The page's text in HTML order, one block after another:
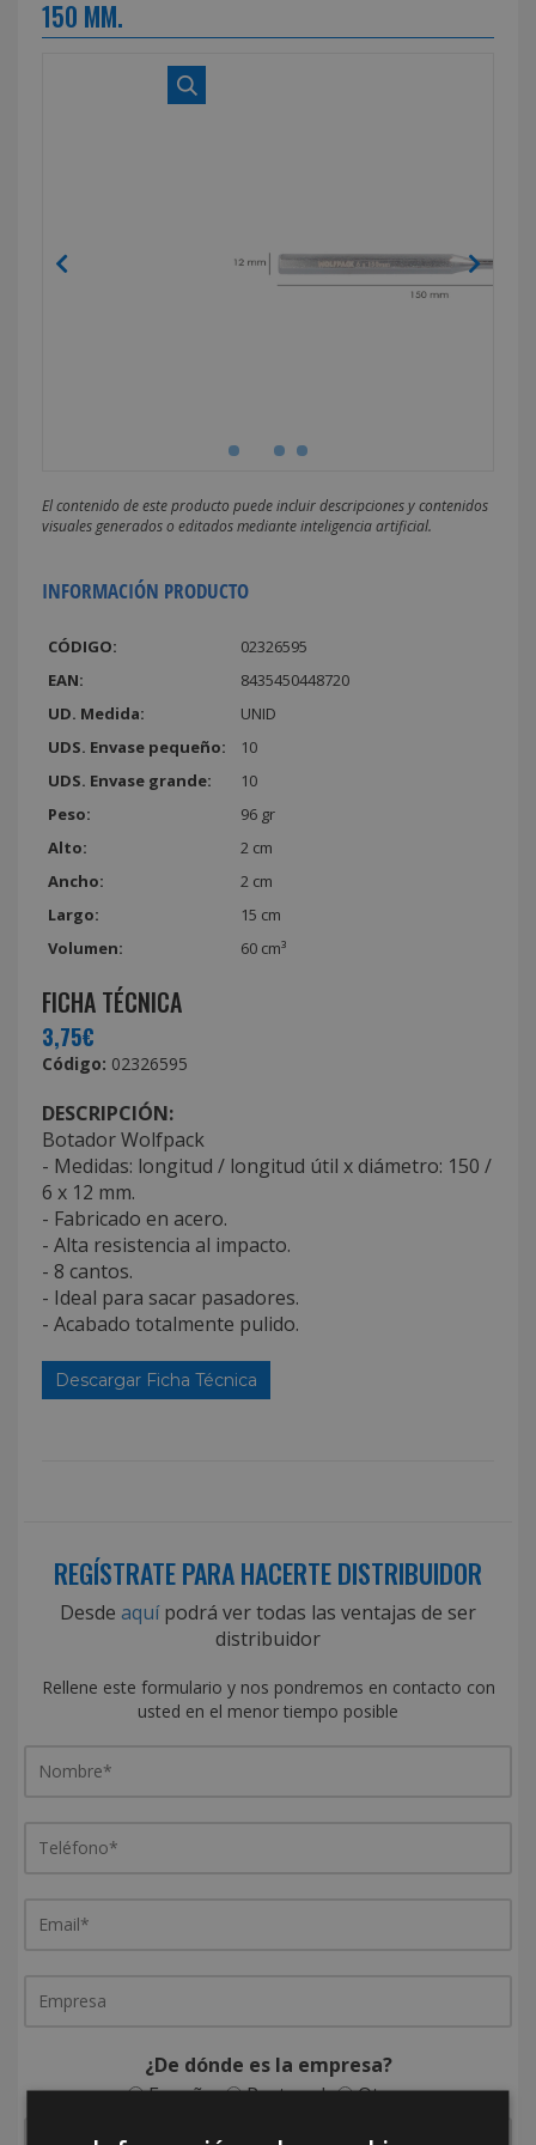
150 MM.
El contenido de este producto puede incluir descripciones y contenidos
visuales generados o editados mediante inteligencia artificial.
INFORMACIÓN PRODUCTO
CÓDIGO:
02326595
EAN:
8435450448720
UD. Medida:
UNID
UDS. Envase pequeño:
10
UDS. Envase grande:
10
Peso:
96 gr
Alto:
2 cm
Ancho:
2 cm
Largo:
15 cm
Volumen:
60 cm³
FICHA TÉCNICA
3,75€
Código: 02326595
DESCRIPCIÓN:
Botador Wolfpack
- Medidas: longitud / longitud útil x diámetro: 150 /
6 x 12 mm.
- Fabricado en acero.
- Alta resistencia al impacto.
- 8 cantos.
- Ideal para sacar pasadores.
- Acabado totalmente pulido.
Descargar Ficha Técnica
REGÍSTRATE PARA HACERTE DISTRIBUIDOR
Desde aquípodrá ver todas las ventajas de ser
distribuidor
Rellene este formulario y nos pondremos en contacto con
usted en el menor tiempo posible
¿De dónde es la empresa?
España
Portugal Otros